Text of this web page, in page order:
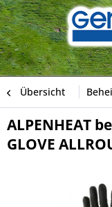
Übersicht
ALPENHEAT
GLOVE